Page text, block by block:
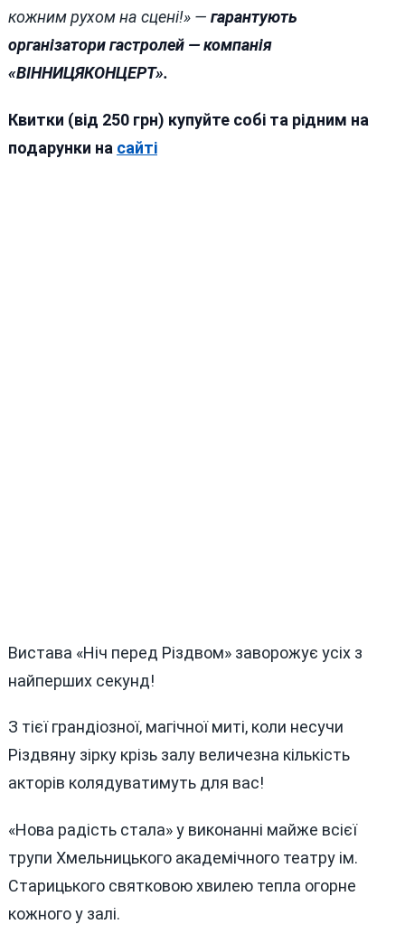
кожним рухом на сцені!» — гарантують
організатори гастролей — компанія
«ВІННИЦЯКОНЦЕРТ».
Квитки (від 250 грн) купуйте собі та рідним на
подарунки на сайті
Вистава «Ніч перед Різдвом» заворожує усіх з
найперших секунд!
З тієї грандіозної, магічної миті, коли несучи
Різдвяну зірку крізь залу величезна кількість
акторів колядуватимуть для вас!
«Нова радість стала» у виконанні майже всієї
трупи Хмельницького академічного театру ім.
Старицького святковою хвилею тепла огорне
кожного у залі.